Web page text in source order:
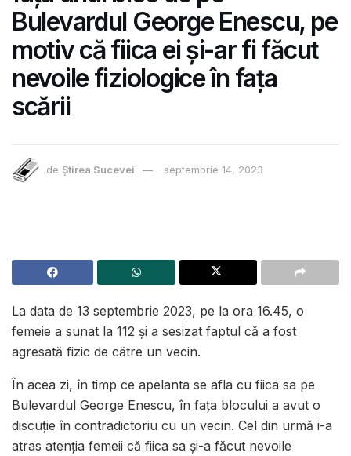
Bulevardul George Enescu, pe
motiv că fiica ei și-ar fi făcut
nevoile fiziologice în fața
scării
de Știrea Sucevei septembrie 14, 2023
La data de 13 septembrie 2023, pe la ora 16.45, o
femeie a sunat la 112 și a sesizat faptul că a fost
agresată fizic de către un vecin.
În acea zi, în timp ce apelanta se afla cu fiica sa pe
Bulevardul George Enescu, în fața blocului a avut o
discuţie în contradictoriu cu un vecin. Cel din urmă i-a
atras atenția femeii că fiica sa şi-a făcut nevoile